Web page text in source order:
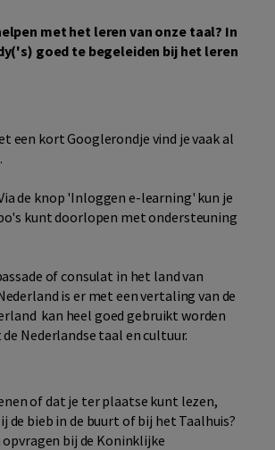
met het leren van onze taal? In
goed te begeleiden bij het leren
een kort Googlerondje vind je vaak al
de knop 'Inloggen e-learning' kun je
kunt doorlopen met ondersteuning
of consulat in het land van
is er met een vertaling van de
kan heel goed gebruikt worden
Nederlandse taal en cultuur.
of dat je ter plaatse kunt lezen,
bieb in de buurt of bij het Taalhuis?
bij de Koninklijke